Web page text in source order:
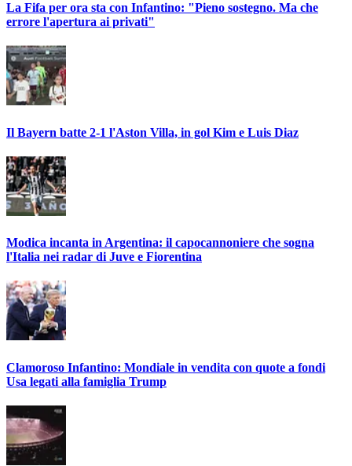
La Fifa per ora sta con Infantino: "Pieno sostegno. Ma che
errore l'apertura ai privati"
Il Bayern batte 2-1 l'Aston Villa, in gol Kim e Luis Diaz
Modica incanta in Argentina: il capocannoniere che sogna
l'Italia nei radar di Juve e Fiorentina
Clamoroso Infantino: Mondiale in vendita con quote a fondi
Usa legati alla famiglia Trump